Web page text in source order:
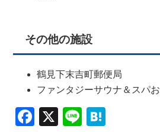
その他の施設
鶴見下末吉町郵便局
ファンタジーサウナ＆スパ
Facebook
X Line